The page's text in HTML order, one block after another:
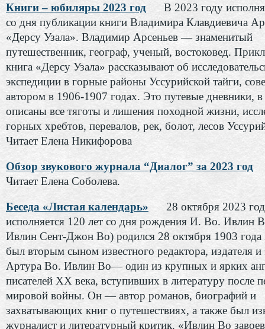
Книги – юбиляры 2023 год
В 2023 году
со дня публикации книги Владимира Клавдиевича
«Дерсу Узала». Владимир Арсеньев — знаменитый
путешественник, географ, ученый, востоковед.
книга «Дерсу Узала» рассказывают об
экспедиции в горные районы Уссурийской тайги,
автором в 1906-1907 годах. Это путевые дневники,
описаны все тяготы и лишения походной жизни,
горных хребтов, перевалов, рек, болот, лесов
Читает Елена Никифорова
Обзор звукового журнала “Диалог” за 2023 год
Читает Елена Соболева.
Беседа «Листая календарь»
28 октября 2023
исполняется 120 лет со дня рождения И. Во. Ивлин
Ивлин Сент-Джон Во) родился 28 октября 1903
был вторым сыном известного редактора, издателя и
Артура Во. Ивлин Во— один из крупных и ярких
писателей XX века, вступивших в литературу после
мировой войны. Он — автор романов, биографий и
захватывающих книг о путешествиях, а также был
журналист и литературный критик. «Ивлин Во